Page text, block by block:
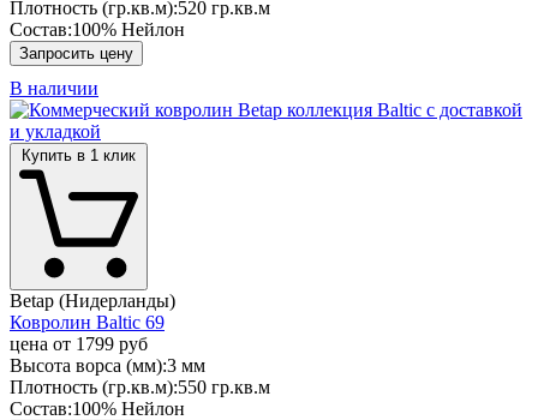
Плотность (гр.кв.м):520 гр.кв.м
Состав:100% Нейлон
Запросить цену
В наличии
Купить в 1 клик
Betap (Нидерланды)
Ковролин Baltic 69
цена от 1799 руб
Высота ворса (мм):3 мм
Плотность (гр.кв.м):550 гр.кв.м
Состав:100% Нейлон